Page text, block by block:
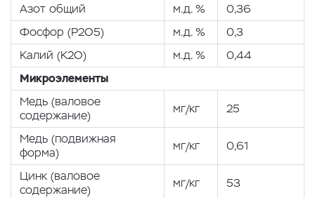
Азот общий
м.д. %
0,36
Фосфор (P2O5)
м.д. %
0,3
Калий (K2O)
м.д. %
0,44
Микроэлементы
Медь (валовое
содержание)
мг/кг 25
Медь (подвижная
форма)
мг/кг 0,61
Цинк (валовое
содержание)
мг/кг 53